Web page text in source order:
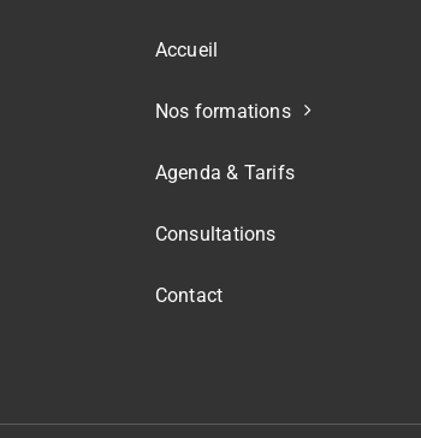
Accueil
Nos formations
Agenda & Tarifs
Consultations
Contact